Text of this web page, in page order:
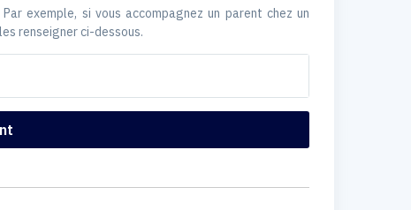
exemple, si vous accompagnez un parent chez un
renseigner ci-dessous.